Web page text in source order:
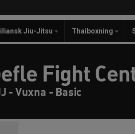
Jiu-Jitsu Thaiboxning
Fight
- Vuxna - Basic